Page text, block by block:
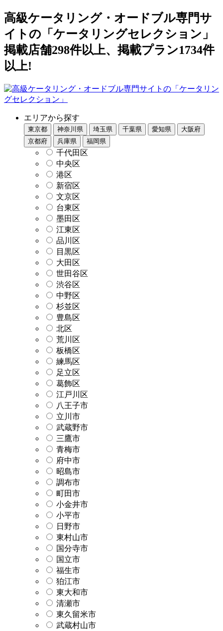
高級ケータリング・オードブル専門サ
イトの「ケータリングセレクション」
掲載店舗298件以上、掲載プラン1734件
以上!
エリアから探す
東京都 神奈川県 埼玉県 千葉県 愛知県
大阪府
京都府
兵庫県 福岡県
千代田区
中央区
港区
新宿区
文京区
台東区
墨田区
江東区
品川区
目黒区
大田区
世田谷区
渋谷区
中野区
杉並区
豊島区
北区
荒川区
板橋区
練馬区
足立区
葛飾区
江戸川区
八王子市
立川市
武蔵野市
三鷹市
青梅市
府中市
昭島市
調布市
町田市
小金井市
小平市
日野市
東村山市
国分寺市
国立市
福生市
狛江市
東大和市
清瀬市
東久留米市
武蔵村山市